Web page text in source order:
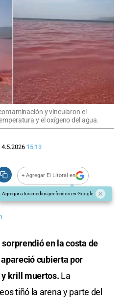
y vincularon el
y el oxígeno del agua.
4.5.2026 15:13
+ Agregar El Litoral en
Agregar a tus medios preferidos en Google
en la costa de
cubierta por
krill muertos. La
tiñó la arena y parte del